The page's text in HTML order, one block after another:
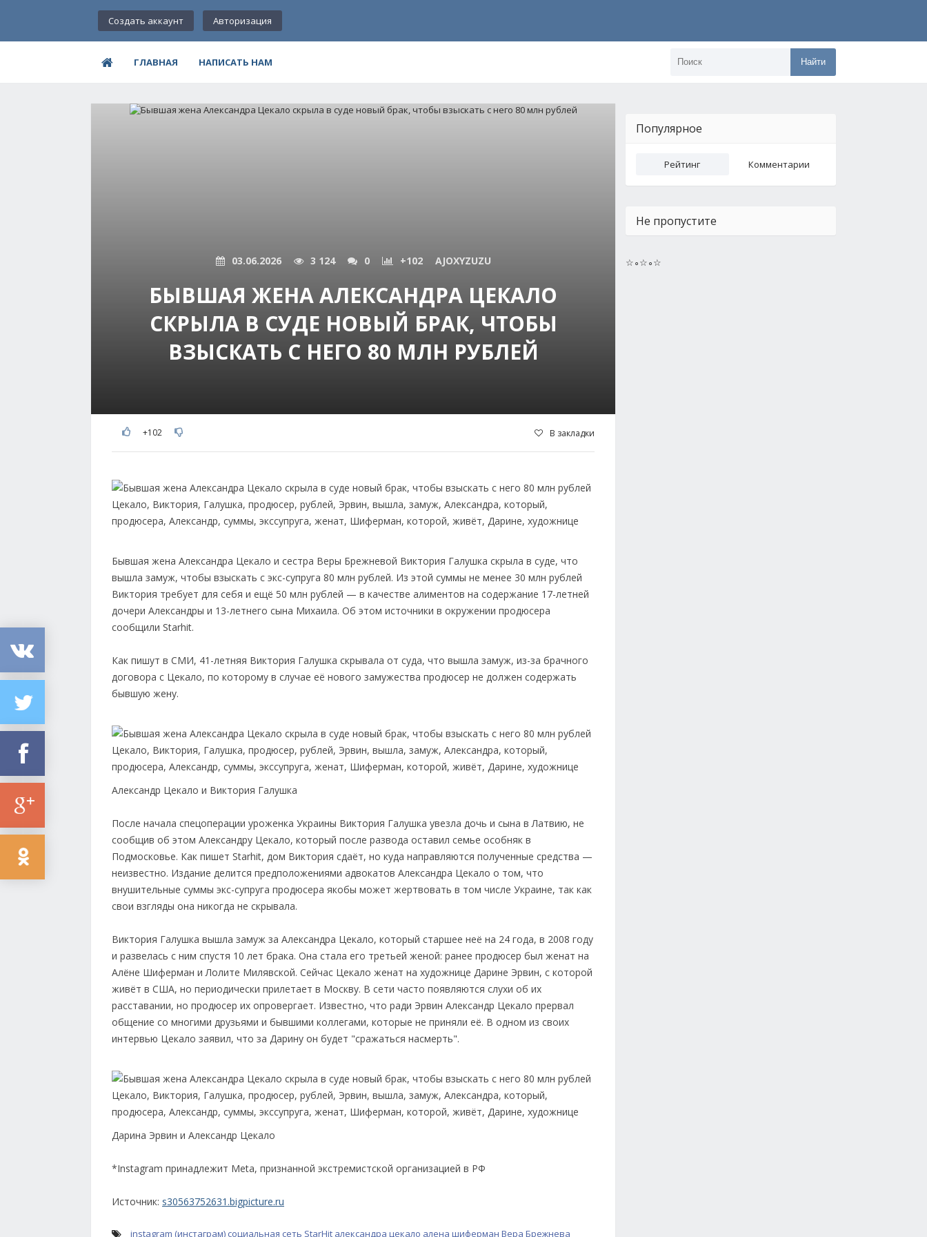
Создать аккаунт Авторизация
ГЛАВНАЯ НАПИСАТЬ НАМ Найти
03.06.2026 3 124 0 +102 AJOXYZUZU
БЫВШАЯ ЖЕНА АЛЕКСАНДРА ЦЕКАЛО
СКРЫЛА В СУДЕ НОВЫЙ БРАК, ЧТОБЫ
ВЗЫСКАТЬ С НЕГО 80 МЛН РУБЛЕЙ
+102 В закладки
Бывшая жена Александра Цекало и сестра Веры Брежневой Виктория Галушка скрыла в суде, что
вышла замуж, чтобы взыскать с экс-супруга 80 млн рублей. Из этой суммы не менее 30 млн рублей
Виктория требует для себя и ещё 50 млн рублей — в качестве алиментов на содержание 17-летней
дочери Александры и 13-летнего сына Михаила. Об этом источники в окружении продюсера
сообщили Starhit.
Как пишут в СМИ, 41-летняя Виктория Галушка скрывала от суда, что вышла замуж, из-за брачного
договора с Цекало, по которому в случае её нового замужества продюсер не должен содержать
бывшую жену.
Александр Цекало и Виктория Галушка
После начала спецоперации уроженка Украины Виктория Галушка увезла дочь и сына в Латвию, не
сообщив об этом Александру Цекало, который после развода оставил семье особняк в
Подмосковье. Как пишет Starhit, дом Виктория сдаёт, но куда направляются полученные средства —
неизвестно. Издание делится предположениями адвокатов Александра Цекало о том, что
внушительные суммы экс-супруга продюсера якобы может жертвовать в том числе Украине, так как
свои взгляды она никогда не скрывала.
Виктория Галушка вышла замуж за Александра Цекало, который старшее неё на 24 года, в 2008 году
и развелась с ним спустя 10 лет брака. Она стала его третьей женой: ранее продюсер был женат на
Алёне Шиферман и Лолите Милявской. Сейчас Цекало женат на художнице Дарине Эрвин, с которой
живёт в США, но периодически прилетает в Москву. В сети часто появляются слухи об их
расставании, но продюсер их опровергает. Известно, что ради Эрвин Александр Цекало прервал
общение со многими друзьями и бывшими коллегами, которые не приняли её. В одном из своих
интервью Цекало заявил, что за Дарину он будет "сражаться насмерть".
Дарина Эрвин и Александр Цекало
*Instagram принадлежит Meta, признанной экстремистской организацией в РФ
Источник: s30563752631.bigpicture.ru
instagram (инстаграм) социальная сеть StarHit александра цекало алена шиферман Вера Брежнева
Популярное
Рейтинг Комментарии
Не пропустите
☆∘☆∘☆